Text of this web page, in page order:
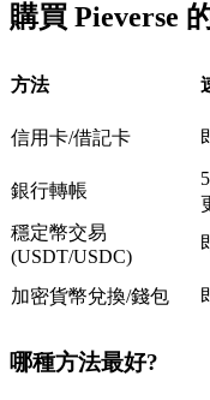
與頂尖交易專家
購買 Pieverse
方法
信用卡/借記卡
銀行轉帳
穩定幣交易
(USDT/USDC)
加密貨幣兌換/錢包
哪種方法最好?